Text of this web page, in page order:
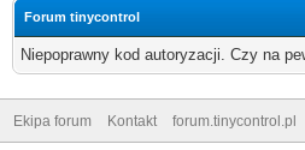
Forum tinycontrol
Niepoprawny kod autoryzacji. Czy na
Ekipa forum Kontakt forum.tinycontrol.pl